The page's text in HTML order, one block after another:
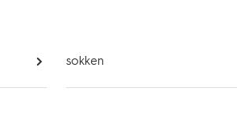
sokken